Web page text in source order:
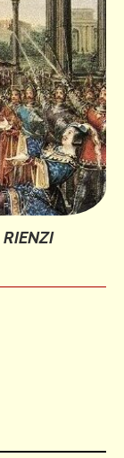
RIENZI